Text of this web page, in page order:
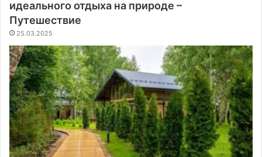
идеального отдыха на природе –
Путешествие
25.03.2025